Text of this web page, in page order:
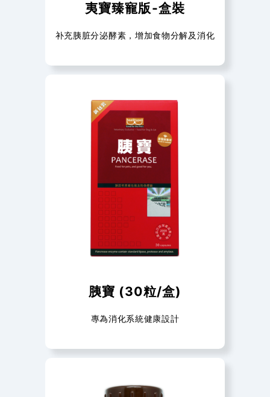
夷寶臻寵版-盒裝
补充胰脏分泌酵素，增加食物分解及消化
胰寶 (30粒/盒)
專為消化系統健康設計